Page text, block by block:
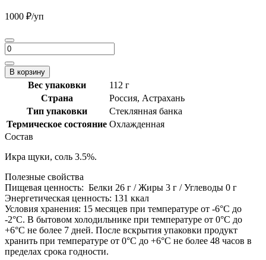
1000 ₽/уп
Количество
товара
Икра
щуки,
В корзину
Вес упаковки
112 г
Страна
Россия, Астрахань
Тип упаковки
Стеклянная банка
Термическое состояние Охлажденная
Состав
Икра щуки, соль 3.5%.
Полезные свойства
Пищевая ценность: Белки 26 г / Жиры 3 г / Углеводы 0 г
Энергетическая ценность: 131 ккал
Условия хранения: 15 месяцев при температуре от -6°С до
-2°С. В бытовом холодильнике при температуре от 0°С до
+6°С не более 7 дней. После вскрытия упаковки продукт
хранить при температуре от 0°С до +6°С не более 48 часов в
пределах срока годности.